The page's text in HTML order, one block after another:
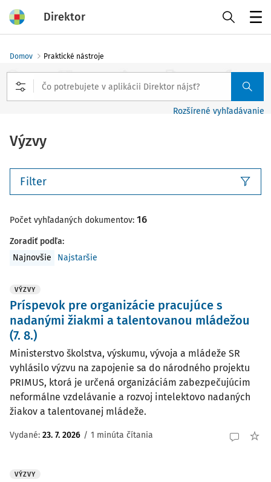
Direktor
Domov Praktické nástroje
Rozšírené vyhľadávanie
Výzvy
Filter
Počet vyhľadaných dokumentov: 16
Zoradiť podľa:
Najnovšie
Najstaršie
VÝZVY
Príspevok pre organizácie pracujúce s
nadanými žiakmi a talentovanou mládežou
(7. 8.)
Ministerstvo školstva, výskumu, vývoja a mládeže SR
vyhlásilo výzvu na zapojenie sa do národného projektu
PRIMUS, ktorá je určená organizáciám zabezpečujúcim
neformálne vzdelávanie a rozvoj intelektovo nadaných
žiakov a talentovanej mládeže.
Vydané: 23. 7. 2026 / 1 minúta čítania
VÝZVY